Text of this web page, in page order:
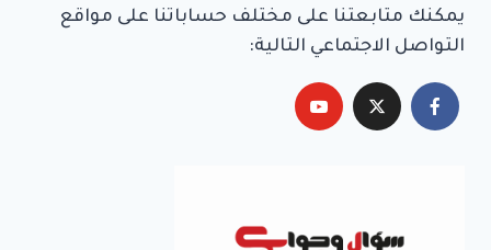
يمكنك متابعتنا على مختلف حساباتنا على مواقع
التواصل الاجتماعي التالية: